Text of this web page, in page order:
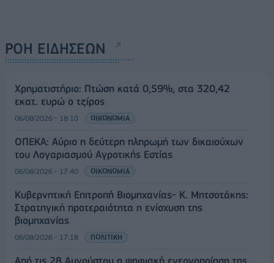
ΡΟΗ ΕΙΔΗΣΕΩΝ
Χρηματιστήριο: Πτώση κατά 0,59%, στα 320,42
εκατ. ευρώ ο τζίρος
06/08/2026 - 18:10 ΟΙΚΟΝΟΜΙΑ
ΟΠΕΚΑ: Αύριο η δεύτερη πληρωμή των δικαιούχων
του Λογαριασμού Αγροτικής Εστίας
06/08/2026 - 17:40 ΟΙΚΟΝΟΜΙΑ
Κυβερνητική Επιτροπή Βιομηχανίας- Κ. Μητσοτάκης:
Στρατηγική προτεραιότητα η ενίσχυση της
βιομηχανίας
06/08/2026 - 17:18 ΠΟΛΙΤΙΚΗ
Από τις 28 Αυγούστου η ψηφιακή ενεργοποίηση της